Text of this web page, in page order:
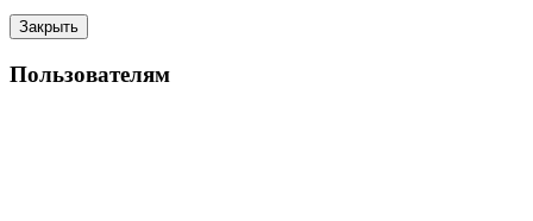
Закрыть
Пользователям